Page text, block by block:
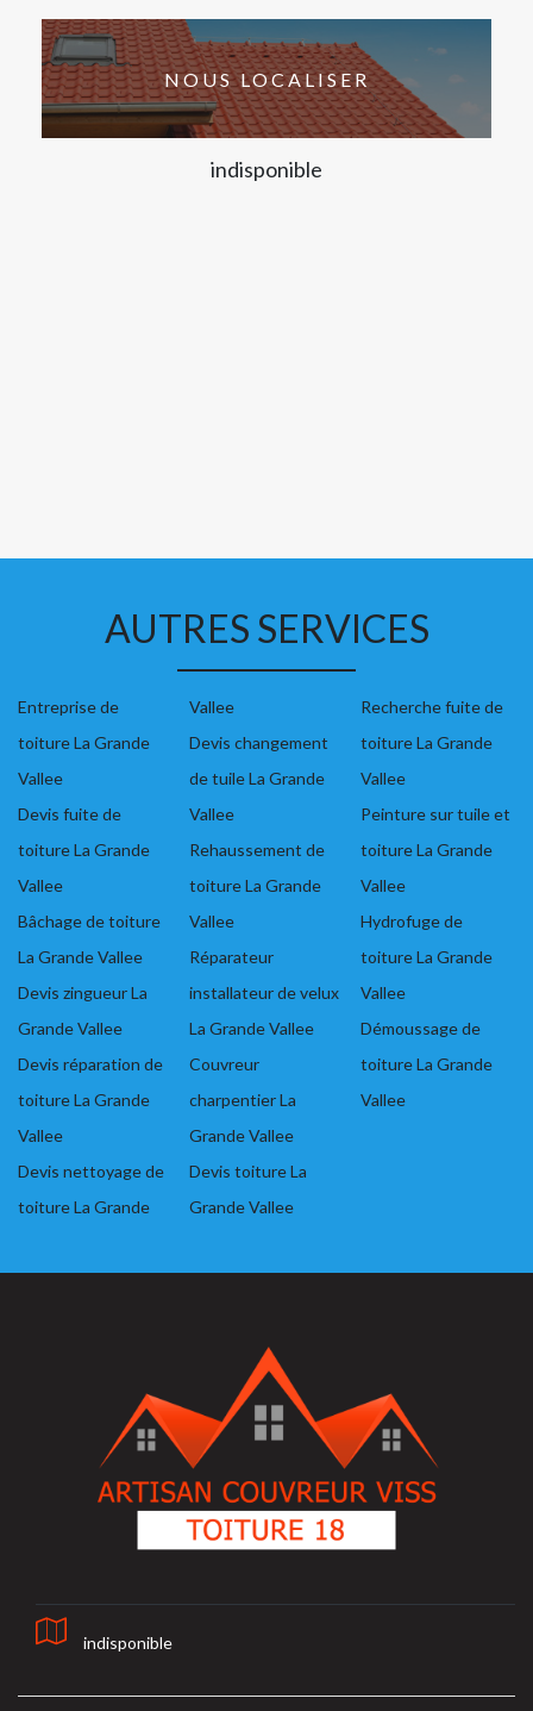
NOUS LOCALISER
indisponible
AUTRES SERVICES
Entreprise de
toiture La Grande
Vallee
Devis fuite de
toiture La Grande
Vallee
Bâchage de toiture
La Grande Vallee
Devis zingueur La
Grande Vallee
Devis réparation de
toiture La Grande
Vallee
Devis nettoyage de
toiture La Grande
Vallee
Devis changement
de tuile La Grande
Vallee
Rehaussement de
toiture La Grande
Vallee
Réparateur
installateur de velux
La Grande Vallee
Couvreur
charpentier La
Grande Vallee
Devis toiture La
Grande Vallee
Recherche fuite de
toiture La Grande
Vallee
Peinture sur tuile et
toiture La Grande
Vallee
Hydrofuge de
toiture La Grande
Vallee
Démoussage de
toiture La Grande
Vallee
indisponible